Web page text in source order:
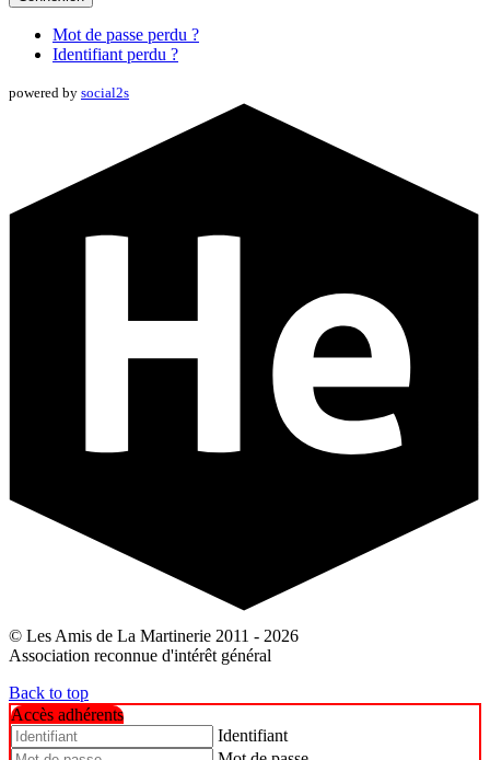
Mot de passe perdu ?
Identifiant perdu ?
powered by social2s
© Les Amis de La Martinerie 2011 - 2026
Association reconnue d'intérêt général
Back to top
Accès adhérents
Identifiant